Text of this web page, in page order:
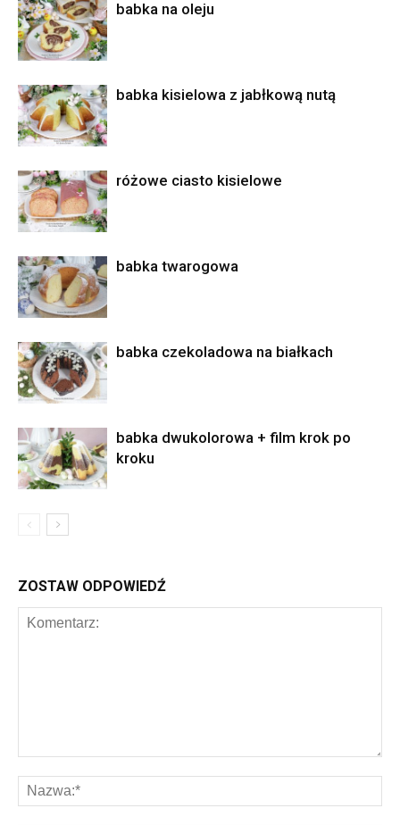
babka na oleju
babka kisielowa z jabłkową nutą
różowe ciasto kisielowe
babka twarogowa
babka czekoladowa na białkach
babka dwukolorowa + film krok po
kroku
ZOSTAW ODPOWIEDŹ